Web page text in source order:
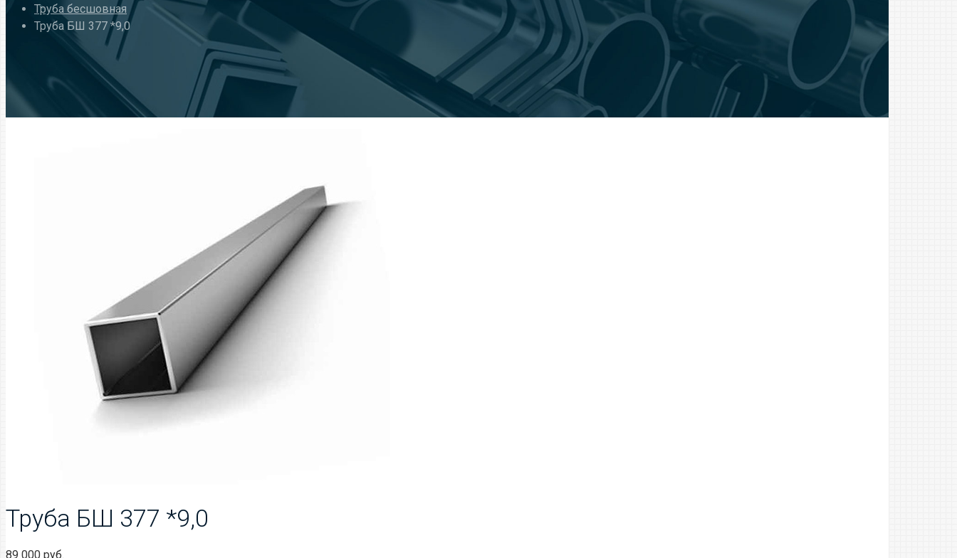
Труба бесшовная
Труба БШ 377 *9,0
Труба БШ 377 *9,0
89 000 руб.